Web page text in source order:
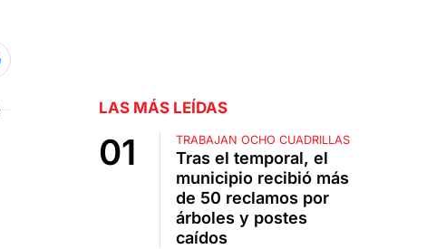
LAS MÁS LEÍDAS
TRABAJAN OCHO CUADRILLAS
Tras el temporal, el
municipio recibió más
de 50 reclamos por
árboles y postes
caídos